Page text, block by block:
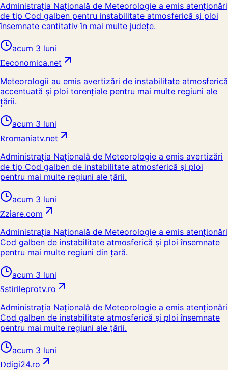
Administrația Națională de Meteorologie a emis atenționări
de tip Cod galben pentru instabilitate atmosferică și ploi
însemnate cantitativ în mai multe județe.
acum 3 luni
Eeconomica.net
Meteorologii au emis avertizări de instabilitate atmosferică
accentuată și ploi torențiale pentru mai multe regiuni ale
țării.
acum 3 luni
Rromaniatv.net
Administrația Națională de Meteorologie a emis avertizări
de tip Cod galben de instabilitate atmosferică și ploi
pentru mai multe regiuni ale țării.
acum 3 luni
Zziare.com
Administrația Națională de Meteorologie a emis atenționări
Cod galben de instabilitate atmosferică și ploi însemnate
pentru mai multe regiuni din țară.
acum 3 luni
Sstirileprotv.ro
Administrația Națională de Meteorologie a emis atenționări
Cod galben de instabilitate atmosferică și ploi însemnate
pentru mai multe regiuni ale țării.
acum 3 luni
Ddigi24.ro